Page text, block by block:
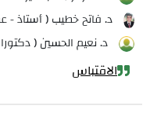
د. فاتح خطيب ( أستاذ -
د. نعيم الحسين (
الاقتباس